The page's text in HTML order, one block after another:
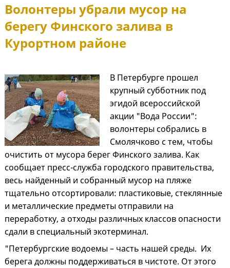
Волонтеры убрали мусор на
берегу Финского залива в
Курортном районе
В Петербурге прошел
крупный субботник под
эгидой всероссийской
акции "Вода России":
волонтеры собрались в
Смолячково с тем, чтобы
очистить от мусора берег Финского залива. Как
сообщает пресс-служба городского правительства,
весь найденный и собранный мусор на пляже
тщательно отсортировали: пластиковые, стеклянные
и металлические предметы отправили на
переработку, а отходы различных классов опасности
сдали в специальный экотерминал.
"Петербургские водоемы – часть нашей среды. Их
берега должны поддерживаться в чистоте. От этого